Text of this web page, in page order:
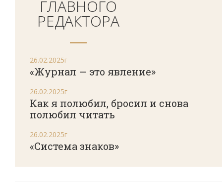
ГЛАВНОГО
РЕДАКТОРА
26.02.2025г
«Журнал — это явление»
26.02.2025г
Как я полюбил, бросил и снова
полюбил читать
26.02.2025г
«Система знаков»